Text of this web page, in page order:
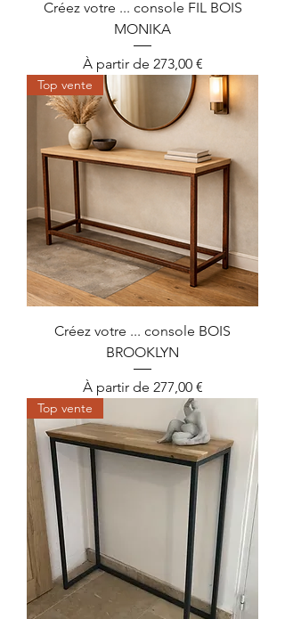
Créez votre ... console FIL BOIS
MONIKA
À partir de 273,00 €
Prix promotionnel
Top vente
Créez votre ... console BOIS
BROOKLYN
À partir de 277,00 €
Prix promotionnel
Top vente